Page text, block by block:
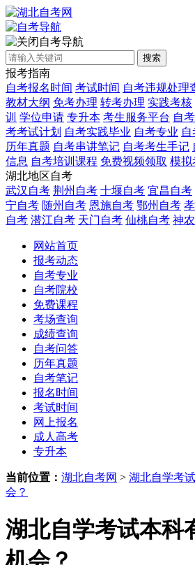
自考导航
搜索
报考指南
自考报名时间 考试时间 自考违规处理
教材大纲 免考办理 转考办理 实践考核
训 学位申请 专升本 考生服务平台 自
考考试计划 自考实践毕业 自考专业
历年真题 自考串讲笔记 自考考生手记
信息 自考培训课程 免费视频领取 模拟
湖北地区自考
武汉自考 荆州自考 十堰自考 宜昌自考
宁自考 随州自考 恩施自考 鄂州自考
自考 潜江自考 天门自考 仙桃自考 神
网站首页
报考动态
自考专业
自考院校
免费课程
考场查询
成绩查询
自考问答
历年真题
自考笔记
报名时间
考试时间
网上报名
成人高考
专升本
当前位置： 湖北自考网 > 湖北自学考
会？
湖北自学考试本科